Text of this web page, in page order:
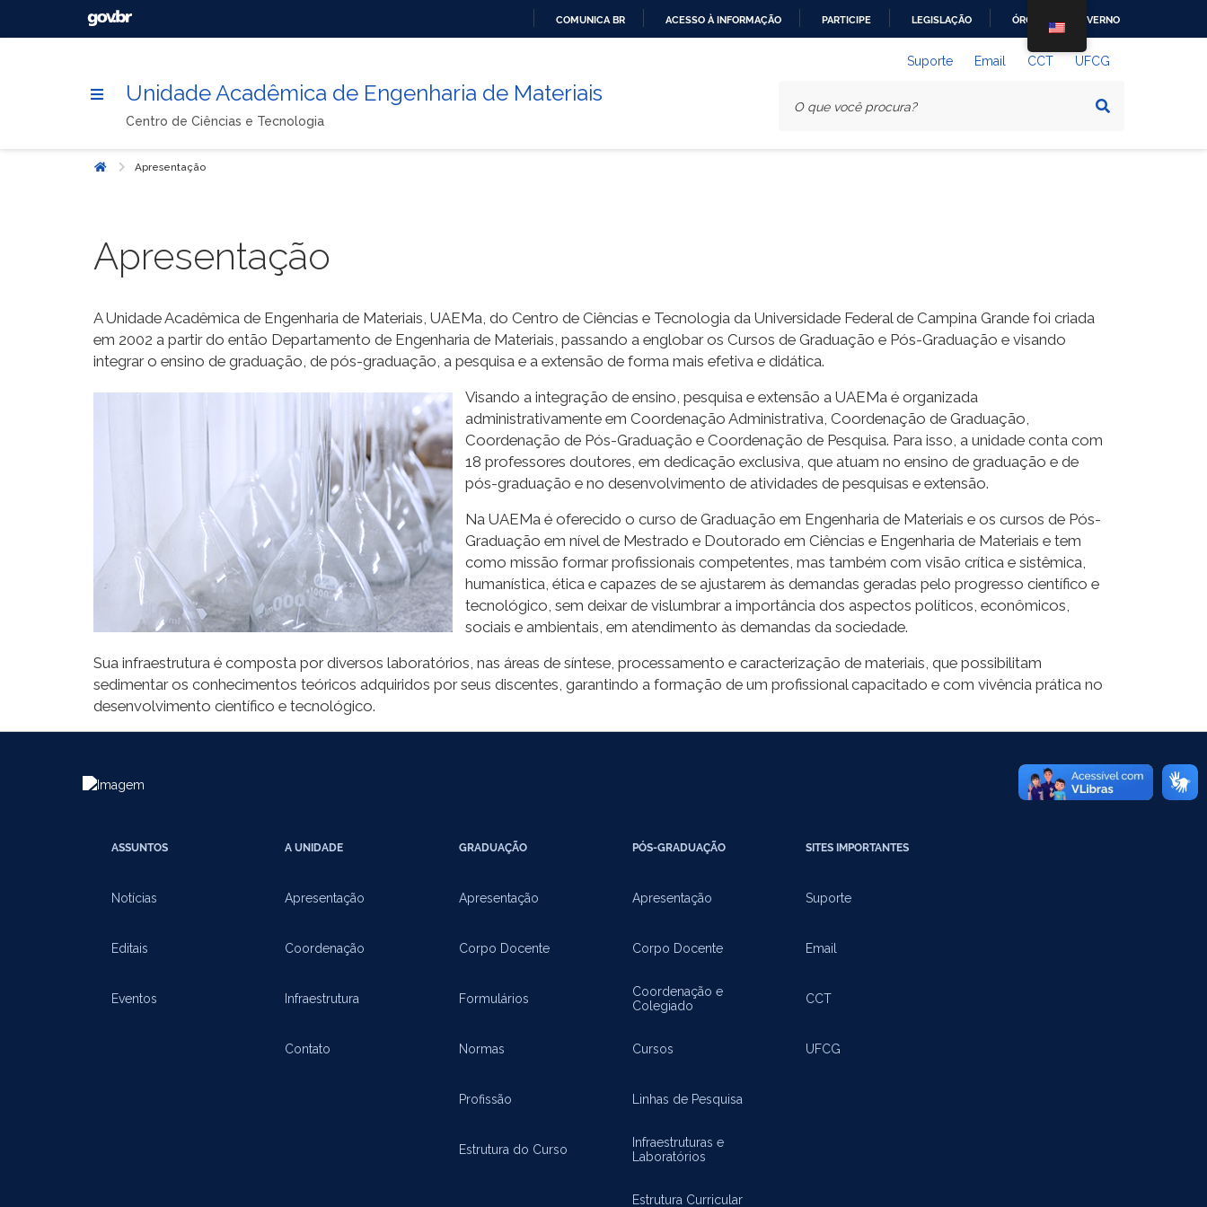
COMUNICA BR ACESSO À INFORMAÇÃO PARTICIPE LEGISLAÇÃO ÓRGÃOS DO GOVERNO
Suporte Email CCT UFCG
Unidade Acadêmica de Engenharia de Materiais
Centro de Ciências e Tecnologia
Início Apresentação
Apresentação
A Unidade Acadêmica de Engenharia de Materiais, UAEMa, do Centro de Ciências e Tecnologia da Universidade Federal de Campina Grande foi criada
em 2002 a partir do então Departamento de Engenharia de Materiais, passando a englobar os Cursos de Graduação e Pós-Graduação e visando
integrar o ensino de graduação, de pós-graduação, a pesquisa e a extensão de forma mais efetiva e didática.
Visando a integração de ensino, pesquisa e extensão a UAEMa é organizada
administrativamente em Coordenação Administrativa, Coordenação de Graduação,
Coordenação de Pós-Graduação e Coordenação de Pesquisa. Para isso, a unidade conta com
18 professores doutores, em dedicação exclusiva, que atuam no ensino de graduação e de
pós-graduação e no desenvolvimento de atividades de pesquisas e extensão.
Na UAEMa é oferecido o curso de Graduação em Engenharia de Materiais e os cursos de Pós-
Graduação em nível de Mestrado e Doutorado em Ciências e Engenharia de Materiais e tem
como missão formar profissionais competentes, mas também com visão crítica e sistêmica,
humanística, ética e capazes de se ajustarem às demandas geradas pelo progresso científico e
tecnológico, sem deixar de vislumbrar a importância dos aspectos políticos, econômicos,
sociais e ambientais, em atendimento às demandas da sociedade.
Sua infraestrutura é composta por diversos laboratórios, nas áreas de síntese, processamento e caracterização de materiais, que possibilitam
sedimentar os conhecimentos teóricos adquiridos por seus discentes, garantindo a formação de um profissional capacitado e com vivência prática no
desenvolvimento científico e tecnológico.
ASSUNTOS
Notícias
Editais
Eventos
A UNIDADE
Apresentação
Coordenação
Infraestrutura
Contato
GRADUAÇÃO
Apresentação
Corpo Docente
Formulários
Normas
Profissão
Estrutura do Curso
PÓS-GRADUAÇÃO
Apresentação
Corpo Docente
Coordenação e
Colegiado
Cursos
Linhas de Pesquisa
Infraestruturas e
Laboratórios
Estrutura Curricular
SITES IMPORTANTES
Suporte
Email
CCT
UFCG